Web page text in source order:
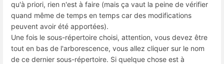
qu'à priori, rien n'est à faire (mais ça vaut la peine de vérifier
quand même de temps en temps car des modifications
peuvent avoir été apportées).
Une fois le sous-répertoire choisi, attention, vous devez être
tout en bas de l'arborescence, vous allez cliquer sur le nom
de ce dernier sous-répertoire. Si quelque chose est à